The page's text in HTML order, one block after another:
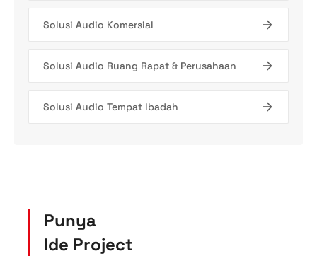
Solusi Audio Komersial
Solusi Audio Ruang Rapat & Perusahaan
Solusi Audio Tempat Ibadah
Punya
Ide Project